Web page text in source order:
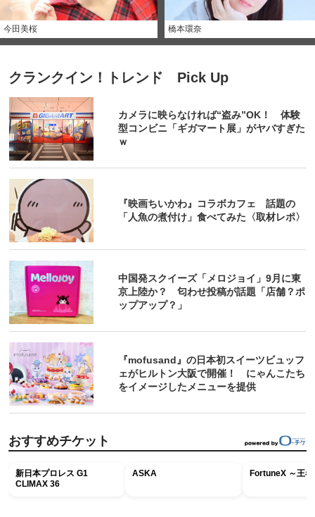
今田美桜 橋本環奈
クランクイン！トレンド Pick Up
カメラに映らなければ“盗み”OK！ 体験
型コンビニ「ギガマート展」がヤバすぎた
ｗ
『映画ちいかわ』コラボカフェ 話題の
「人魚の煮付け」食べてみた〈取材レポ〉
中国発スクイーズ「メロジョイ」9月に東
京上陸か？ 匂わせ投稿が話題「店舗？ポ
ップアップ？」
『mofusand』の日本初スイーツビュッフ
ェがヒルトン大阪で開催！ にゃんこたち
をイメージしたメニューを提供
おすすめチケット
新日本プロレス G1
CLIMAX 36
ASKA FortuneX ～王